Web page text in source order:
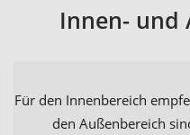
Innen- und
Für den Innenbereich
den Außenbereich